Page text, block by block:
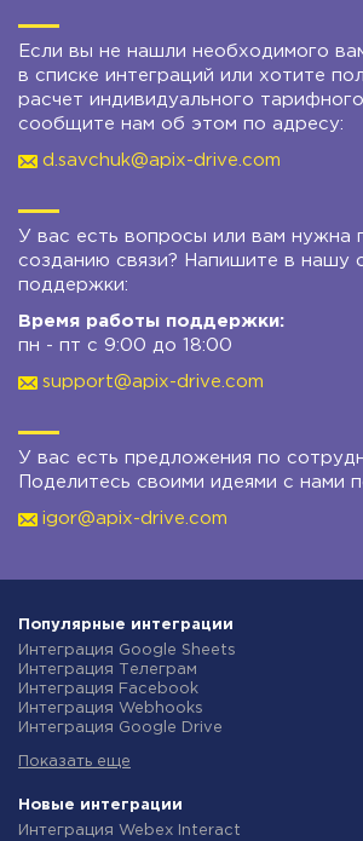
Если вы не нашли необходимого
в списке интеграций или хотите
расчет индивидуального тарифного
сообщите нам об этом по адресу:
d.savchuk@apix-drive.com
У вас есть вопросы или вам нужна
созданию связи? Напишите в нашу
поддержки:
Время работы поддержки:
пн - пт с 9:00 до 18:00
support@apix-drive.com
У вас есть предложения по
Поделитесь своими идеями с нами
igor@apix-drive.com
Популярные интеграции
Интеграция Google Sheets
Интеграция Телеграм
Интеграция Facebook
Интеграция Webhooks
Интеграция Google Drive
Интеграция Gmail
Интеграция Новая Почта
Интеграция Binotel
Показать еще
Новые интеграции
Интеграция Webex Interact